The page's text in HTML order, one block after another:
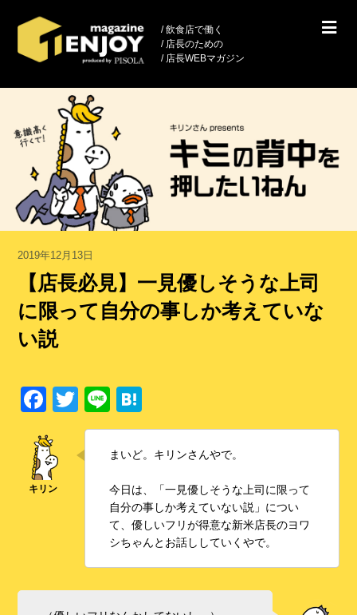
/ 飲食店で働く
/ 店長のための
/ 店長WEBマガジン
2019年12月13日
【店長必見】一見優しそうな上司
に限って自分の事しか考えていな
い説
F
c
e
b
T
wi
tt
Li
n
e
at
e
a
まいど。キリンさんやで。
今日は、「一見優しそうな上司に限って
自分の事しか考えていない説」につい
て、優しいフリが得意な新米店長のヨワ
シちゃんとお話ししていくやで。